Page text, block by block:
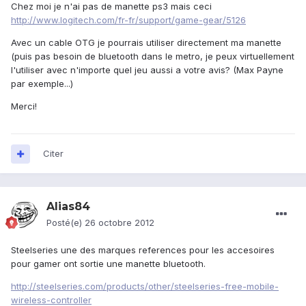
Chez moi je n'ai pas de manette ps3 mais ceci
http://www.logitech.com/fr-fr/support/game-gear/5126
Avec un cable OTG je pourrais utiliser directement ma manette
(puis pas besoin de bluetooth dans le metro, je peux virtuellement
l'utiliser avec n'importe quel jeu aussi a votre avis? (Max Payne
par exemple...)
Merci!
Citer
Alias84
Posté(e) 26 octobre 2012
Steelseries une des marques references pour les accesoires
pour gamer ont sortie une manette bluetooth.
http://steelseries.com/products/other/steelseries-free-mobile-
wireless-controller